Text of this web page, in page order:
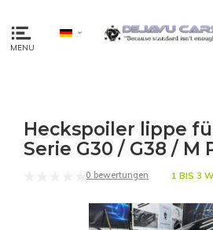
MENU
Heckspoiler lippe
Serie G30 / G38 / M
0 bewertungen 1 BIS 3